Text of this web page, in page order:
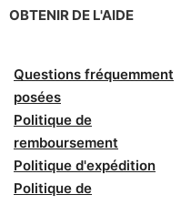
OBTENIR DE L'AIDE
Questions fréquemment
posées
Politique de
remboursement
Politique d'expédition
Politique de